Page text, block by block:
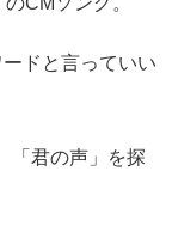
ドと言っていい
「君の声」を探